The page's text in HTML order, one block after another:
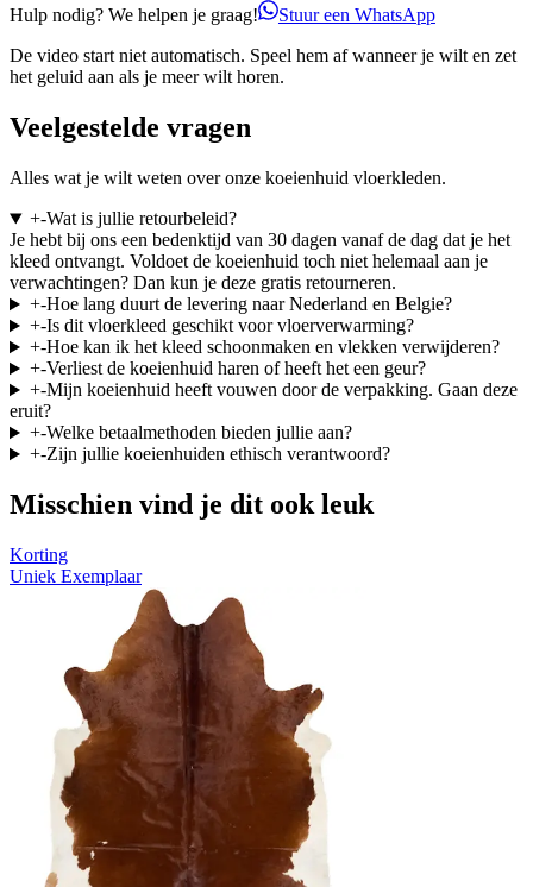
Hulp nodig? We helpen je graag!
Stuur een WhatsApp
De video start niet automatisch. Speel hem af wanneer je wilt en zet
het geluid aan als je meer wilt horen.
Veelgestelde vragen
Alles wat je wilt weten over onze koeienhuid vloerkleden.
+-Wat is jullie retourbeleid?
Je hebt bij ons een bedenktijd van 30 dagen vanaf de dag dat je het
kleed ontvangt. Voldoet de koeienhuid toch niet helemaal aan je
verwachtingen? Dan kun je deze gratis retourneren.
+-Hoe lang duurt de levering naar Nederland en Belgie?
+-Is dit vloerkleed geschikt voor vloerverwarming?
+-Hoe kan ik het kleed schoonmaken en vlekken verwijderen?
+-Verliest de koeienhuid haren of heeft het een geur?
+-Mijn koeienhuid heeft vouwen door de verpakking. Gaan deze
eruit?
+-Welke betaalmethoden bieden jullie aan?
+-Zijn jullie koeienhuiden ethisch verantwoord?
Misschien vind je dit ook leuk
Korting
Uniek Exemplaar